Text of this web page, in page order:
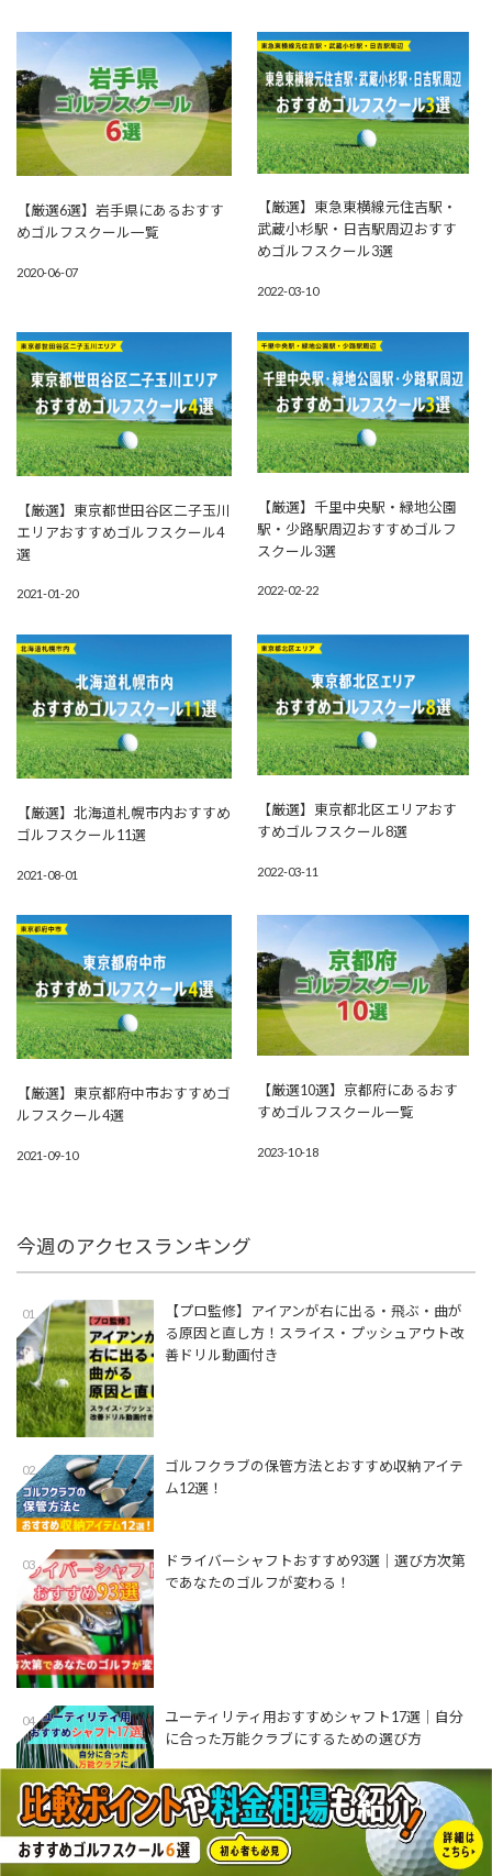
【厳選6選】岩手県にあるおすす
めゴルフスクール一覧
2020-06-07
【厳選】東急東横線元住吉駅・
武蔵小杉駅・日吉駅周辺おすす
めゴルフスクール3選
2022-03-10
【厳選】東京都世田谷区二子玉川
エリアおすすめゴルフスクール4
選
2021-01-20
【厳選】千里中央駅・緑地公園
駅・少路駅周辺おすすめゴルフ
スクール3選
2022-02-22
【厳選】北海道札幌市内おすすめ
ゴルフスクール11選
2021-08-01
【厳選】東京都北区エリアおす
すめゴルフスクール8選
2022-03-11
【厳選】東京都府中市おすすめゴ
ルフスクール4選
2021-09-10
【厳選10選】京都府にあるおす
すめゴルフスクール一覧
2023-10-18
今週のアクセスランキング
01
【プロ監修】アイアンが右に出る・飛ぶ・曲が
る原因と直し方！スライス・プッシュアウト改
善ドリル動画付き
02
ゴルフクラブの保管方法とおすすめ収納アイテ
ム12選！
03
ドライバーシャフトおすすめ93選│選び方次第
であなたのゴルフが変わる！
04
ユーティリティ用おすすめシャフト17選│自分
に合った万能クラブにするための選び方
05
【プロ監修】アイアンの正しいテイクバックを
解説！練習動画付き